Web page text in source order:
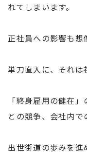
れてしまいます。
正社員への影響も想
単刀直入に、それは
「終身雇用の健在
との競争、会社内で
出世街道の歩みを進